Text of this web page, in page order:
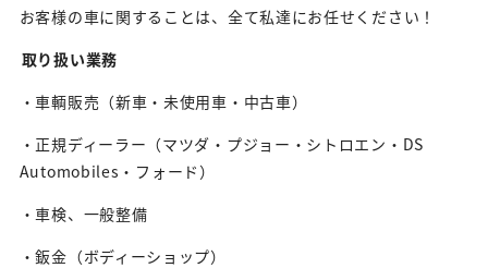
お客様の車に関することは、全て私達にお任せください！
取り扱い業務
・車輌販売（新車・未使用車・中古車）
・正規ディーラー（マツダ・プジョー・シトロエン・DS
Automobiles・フォード）
・車検、一般整備
・鈑金（ボディーショップ）